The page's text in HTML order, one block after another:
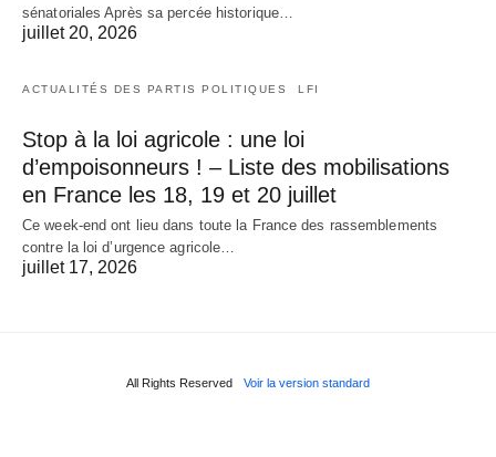
sénatoriales Après sa percée historique…
juillet 20, 2026
ACTUALITÉS DES PARTIS POLITIQUES LFI
Stop à la loi agricole : une loi
d’empoisonneurs ! – Liste des mobilisations
en France les 18, 19 et 20 juillet
Ce week-end ont lieu dans toute la France des rassemblements
contre la loi d’urgence agricole…
juillet 17, 2026
All Rights Reserved Voir la version standard